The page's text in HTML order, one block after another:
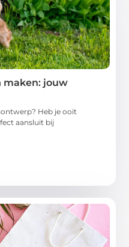
maken: jouw
Heb je ooit
aansluit bij